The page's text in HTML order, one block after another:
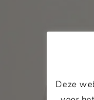
Deze